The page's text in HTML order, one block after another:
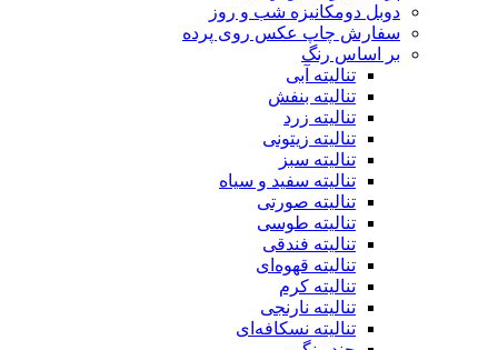
دوبل دومکانیزه شب و روز
سفارش چاپ عکس روی پرده
بر اساس رنگ
تنالیته آبی
تنالیته بنفش
تنالیته زرد
تنالیته زیتونی
تنالیته سبز
تنالیته سفید و سیاه
تنالیته صورتی
تنالیته طوسی
تنالیته فندقی
تنالیته قهوه‌ای
تنالیته کرم
تنالیته نارنجی
تنالیته نسکافه‌ای